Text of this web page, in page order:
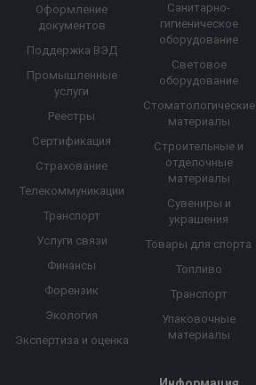
Оформление
документов
Поддержка ВЭД
Промышленные
услуги
Реестры
Сертификация
Страхование
Телекоммуникации
Транспорт
Услуги связи
Финансы
Форензик
Экология
Экспертиза и оценка
Санитарно-
гигиеническое
оборудование
Световое
оборудование
Стоматологические
материалы
Строительные и
отделочные
материалы
Сувениры и
украшения
Товары для спорта
Топливо
Транспорт
Упаковочные
материалы